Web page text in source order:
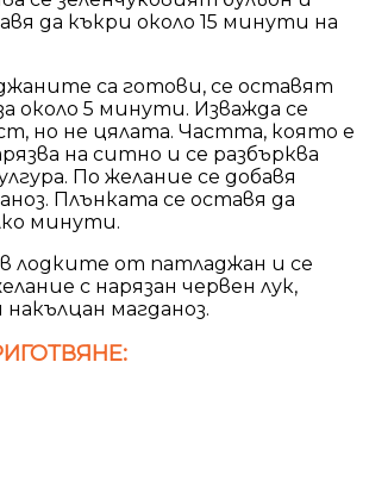
да къкри около 15 минути на
са готови, се оставят
около 5 минути. Изважда се
но не цялата. Частта, която е
на ситно и се разбърква
По желание се добавя
Плънката се оставя да
минути.
в лодките от патладжан и се
с нарязан червен лук,
магданоз.